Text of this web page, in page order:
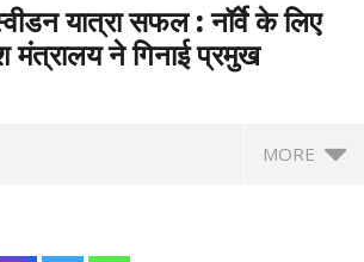
यात्रा सफल : नॉर्वे के लिए
मंत्रालय ने गिनाई प्रमुख
MORE